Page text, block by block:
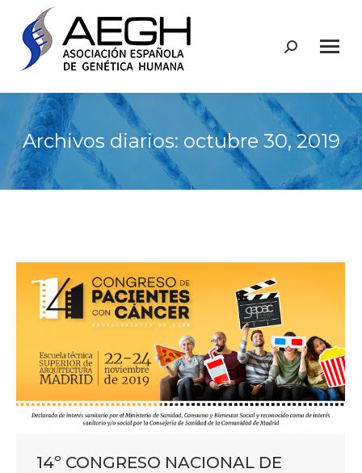
Buscar:
Archivos diarios: octubre 30, 2019
14º CONGRESO NACIONAL DE